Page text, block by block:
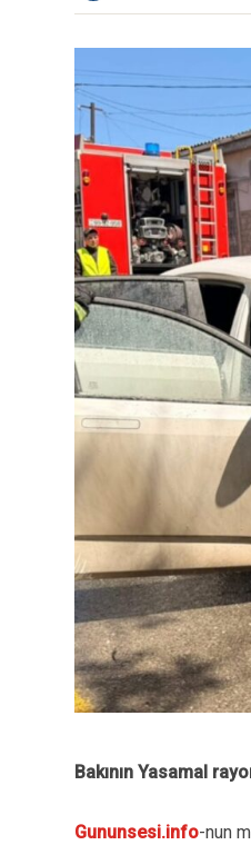
Bakının Yasamal
Gununsesi.info-nun